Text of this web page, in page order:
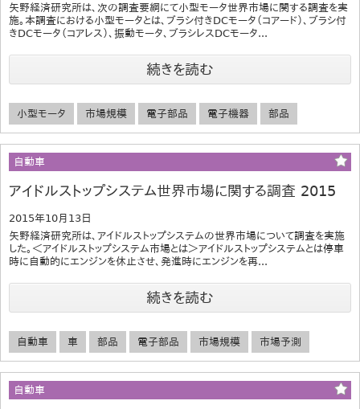
矢野経済研究所は、次の調査要綱にて小型モータ世界市場に関する調査を実
施。本調査における小型モータとは、ブラシ付きDCモータ（コアード）、ブラシ付
きDCモータ（コアレス）、振動モータ、ブラシレスDCモータ...
続きを読む
小型モータ 市場規模 電子部品 電子機器 部品
自動車
アイドルストップシステム世界市場に関する調査 2015
2015年10月13日
矢野経済研究所は、アイドルストップシステムの世界市場について調査を実施
した。＜アイドルストップシステム市場とは＞アイドルストップシステムとは停車
時に自動的にエンジンを休止させ、発進時にエンジンを再...
続きを読む
自動車 車 部品 電子部品 市場規模 市場予測
自動車